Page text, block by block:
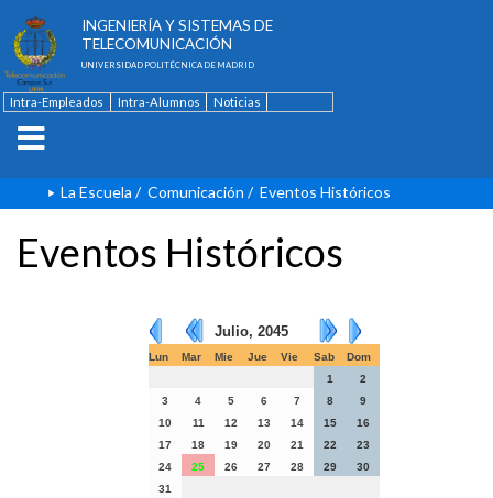
INGENIERÍA Y SISTEMAS DE
TELECOMUNICACIÓN
UNIVERSIDAD POLITÉCNICA DE MADRID
Intra-Empleados Intra-Alumnos
Noticias
La Escuela / Comunicación / Eventos Históricos
Eventos Históricos
Julio, 2045
Lun Mar Mie Jue Vie Sab
Dom
1
2
3
4 5 6 7 8
9
10
11 12 13 14 15
16
17
18 19 20 21 22
23
24
25 26 27 28 29
30
31